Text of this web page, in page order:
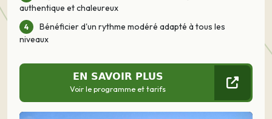
authentique et chaleureux
Bénéficier d'un rythme modéré adapté à tous les
niveaux
EN SAVOIR PLUS
Voir le programme et tarifs